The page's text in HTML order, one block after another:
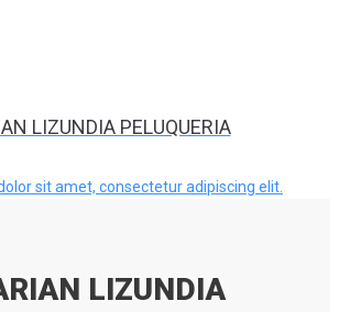
LIZUNDIA PELUQUERIA
sit amet, consectetur adipiscing elit.
LIZUNDIA